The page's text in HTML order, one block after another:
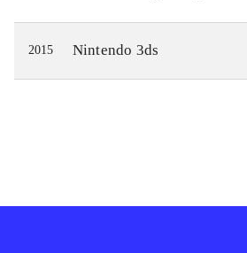
2015 Nintendo 3ds